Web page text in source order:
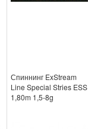
Спиннинг ExStream
Line Special Stries ESS
1,80m 1,5-8g